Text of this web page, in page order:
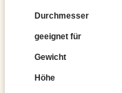
Durchmesser
geeignet für
Gewicht
Höhe